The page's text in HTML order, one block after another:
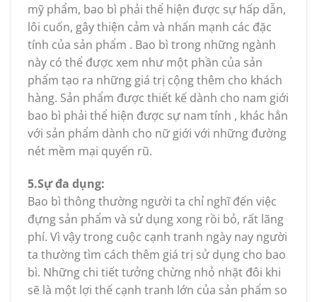
mỹ phẩm, bao bì phải thể hiện được sự hấp dẫn,
lôi cuốn, gây thiện cảm và nhấn mạnh các đặc
tính của sản phẩm . Bao bì trong những ngành
này có thể được xem như một phần của sản
phẩm tạo ra những giá trị cộng thêm cho khách
hàng. Sản phẩm được thiết kế dành cho nam giới
bao bì phải thể hiện được sự nam tính , khác hẳn
với sản phẩm dành cho nữ giới với những đường
nét mềm mại quyến rũ.
5.Sự đa dụng:
Bao bì thông thường người ta chỉ nghĩ đến việc
đựng sản phẩm và sử dụng xong rồi bỏ, rất lãng
phí. Vì vậy trong cuộc cạnh tranh ngày nay người
ta thường tìm cách thêm giá trị sử dụng cho bao
bì. Những chi tiết tưởng chừng nhỏ nhặt đôi khi
sẽ là một lợi thế cạnh tranh lớn của sản phẩm so